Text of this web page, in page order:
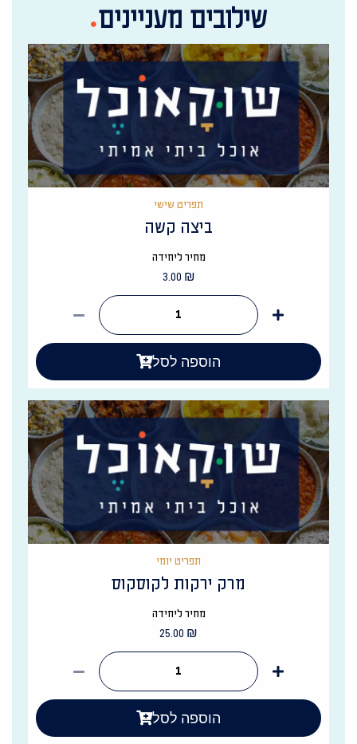
שילובים מעניינים
תפריט שישי
ביצה קשה
מחיר ליחידה
3.00 ₪
הוספה לסל
תפריט יומי
מרק ירקות לקוסקוס
מחיר ליחידה
25.00 ₪
הוספה לסל